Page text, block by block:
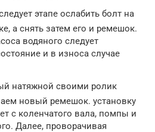
этапе ослабить болт на
а снять затем его и ремешок.
водяного следует
и в износа случае
натяжной своими ролик
новый ремешок. установку
с коленчатого вала, помпы и
Далее, проворачивая